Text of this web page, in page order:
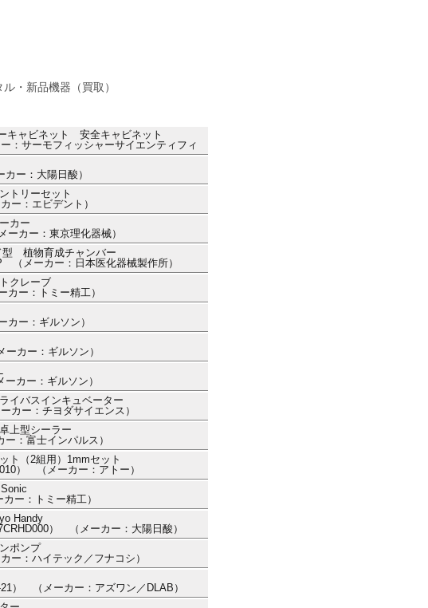
・新品機器（買取）
キャビネット 安全キャビネット
：サーモフィッシャーサイエンティフィ
ー：大陽日酸）
トリーセット
ー：エビデント）
カー
カー：東京理化器械）
型 植物育成チャンバー
（メーカー：日本医化器械製作所）
クレーブ
ー：トミー精工）
ー：ギルソン）
カー：ギルソン）
カー：ギルソン）
イバスインキュベーター
カー：チヨダサイエンス）
上型シーラー
：富士インパルス）
ト（2組用）1mmセット
） （メーカー：アトー）
ー：トミー精工）
Handy
） （メーカー：大陽日酸）
ポンプ
ー：ハイテック／フナコシ）
） （メーカー：アズワン／DLAB）